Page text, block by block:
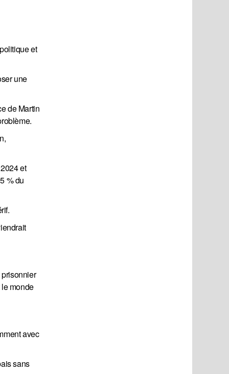
et
une
de Martin
et
% du
monde
avec
sans